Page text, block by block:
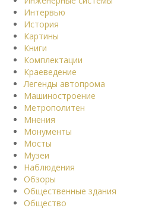
Интервью
История
Картины
Книги
Комплектации
Краеведение
Легенды автопрома
Машиностроение
Метрополитен
Мнения
Монументы
Мосты
Музеи
Наблюдения
Обзоры
Общественные здания
Общество